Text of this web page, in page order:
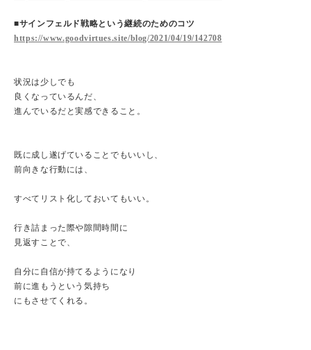
■サインフェルド戦略という継続のためのコツ
https://www.goodvirtues.site/blog/2021/04/19/142708
状況は少しでも
良くなっているんだ、
進んでいるだと実感できること。
既に成し遂げていることでもいいし、
前向きな行動には、
すべてリスト化しておいてもいい。
行き詰まった際や隙間時間に
見返すことで、
自分に自信が持てるようになり
前に進もうという気持ち
にもさせてくれる。